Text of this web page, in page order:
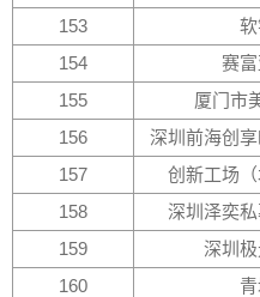
153
154
赛
155
厦门市
156
深圳前海创享
157
创新工场
158
深圳泽奕
159
深圳
160